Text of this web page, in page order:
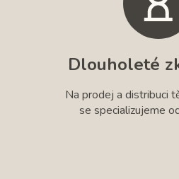
Dlouholeté
Na prodej a distribuci
se specializujeme